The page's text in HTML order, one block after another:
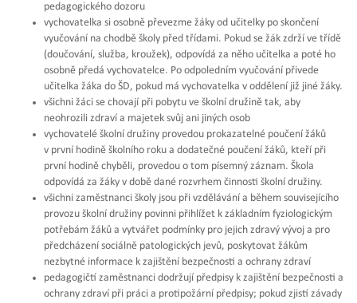
pedagogického dozoru
vychovatelka si osobně převezme žáky od učitelky po skončení
vyučování na chodbě školy před třídami. Pokud se žák zdrží ve třídě
(doučování, služba, kroužek), odpovídá za něho učitelka a poté ho
osobně předá vychovatelce. Po odpoledním vyučování přivede
učitelka žáka do ŠD, pokud má vychovatelka v oddělení již jiné žáky.
všichni žáci se chovají při pobytu ve školní družině tak, aby
neohrozili zdraví a majetek svůj ani jiných osob
vychovatelé školní družiny provedou prokazatelné poučení žáků
v první hodině školního roku a dodatečné poučení žáků, kteří při
první hodině chyběli, provedou o tom písemný záznam. Škola
odpovídá za žáky v době dané rozvrhem činnosti školní družiny.
všichni zaměstnanci školy jsou při vzdělávání a během souvisejícího
provozu školní družiny povinni přihlížet k základním fyziologickým
potřebám žáků a vytvářet podmínky pro jejich zdravý vývoj a pro
předcházení sociálně patologických jevů, poskytovat žákům
nezbytné informace k zajištění bezpečnosti a ochrany zdraví
pedagogičtí zaměstnanci dodržují předpisy k zajištění bezpečnosti a
ochrany zdraví při práci a protipožární předpisy; pokud zjistí závady